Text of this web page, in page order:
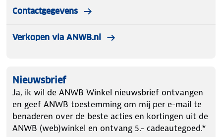
Contactgegevens
Verkopen via ANWB.nl
Nieuwsbrief
Ja, ik wil de ANWB Winkel nieuwsbrief ontvangen
en geef ANWB toestemming om mij per e-mail te
benaderen over de beste acties en kortingen uit de
ANWB (web)winkel en ontvang 5.- cadeautegoed.*